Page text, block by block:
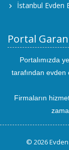
İstanbul Evden
Portal
Portalımızda
tarafından evden
Firmaların
© 2026 Evden